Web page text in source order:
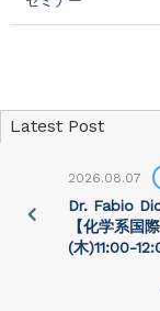
Latest Post
2026.08.07
Dr. Fabio
【化学系国
(⽊)11:00-